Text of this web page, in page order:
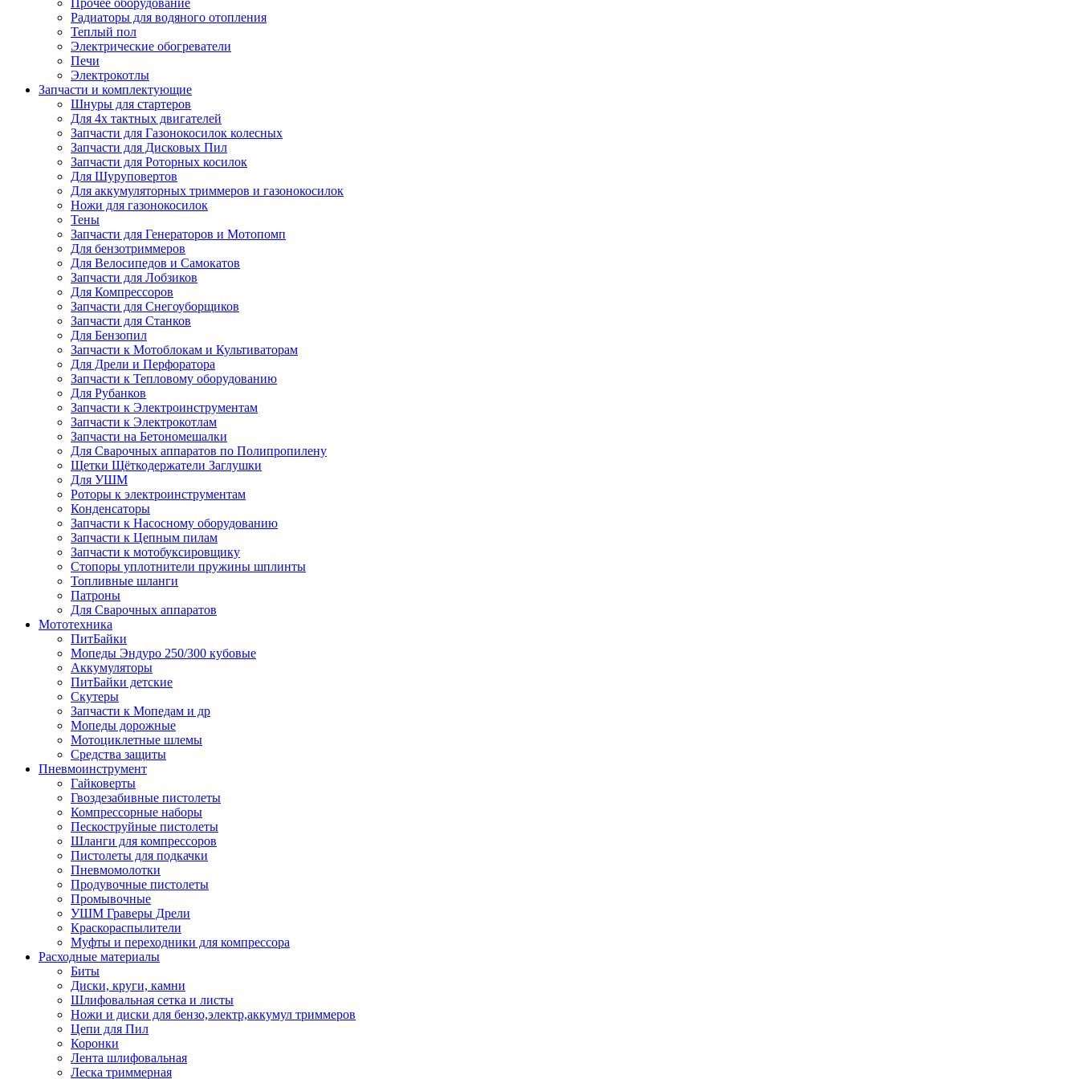
Прочее оборудование
Радиаторы для водяного отопления
Теплый пол
Электрические обогреватели
Печи
Электрокотлы
Запчасти и комплектующие
Шнуры для стартеров
Для 4х тактных двигателей
Запчасти для Газонокосилок колесных
Запчасти для Дисковых Пил
Запчасти для Роторных косилок
Для Шуруповертов
Для аккумуляторных триммеров и газонокосилок
Ножи для газонокосилок
Тены
Запчасти для Генераторов и Мотопомп
Для бензотриммеров
Для Велосипедов и Самокатов
Запчасти для Лобзиков
Для Компрессоров
Запчасти для Снегоуборщиков
Запчасти для Станков
Для Бензопил
Запчасти к Мотоблокам и Культиваторам
Для Дрели и Перфоратора
Запчасти к Тепловому оборудованию
Для Рубанков
Запчасти к Электроинструментам
Запчасти к Электрокотлам
Запчасти на Бетономешалки
Для Сварочных аппаратов по Полипропилену
Щетки Щёткодержатели Заглушки
Для УШМ
Роторы к электроинструментам
Конденсаторы
Запчасти к Насосному оборудованию
Запчасти к Цепным пилам
Запчасти к мотобуксировщику
Стопоры уплотнители пружины шплинты
Топливные шланги
Патроны
Для Сварочных аппаратов
Мототехника
ПитБайки
Мопеды Эндуро 250/300 кубовые
Аккумуляторы
ПитБайки детские
Скутеры
Запчасти к Мопедам и др
Мопеды дорожные
Мотоциклетные шлемы
Средства защиты
Пневмоинструмент
Гайковерты
Гвоздезабивные пистолеты
Компрессорные наборы
Пескоструйные пистолеты
Шланги для компрессоров
Пистолеты для подкачки
Пневмомолотки
Продувочные пистолеты
Промывочные
УШМ Граверы Дрели
Краскораспылители
Муфты и переходники для компрессора
Расходные материалы
Биты
Диски, круги, камни
Шлифовальная сетка и листы
Ножи и диски для бензо,электр,аккумул триммеров
Цепи для Пил
Коронки
Лента шлифовальная
Леска триммерная